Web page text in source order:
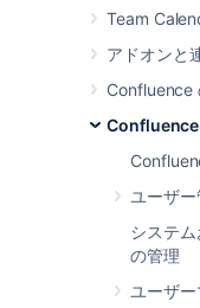
Team
アドオンと
Confluence
Confluence
ユーザー
システ
の管理
ユーザー
Data Center
特定のスペー
Server
査の主
Confluence
では、監査機